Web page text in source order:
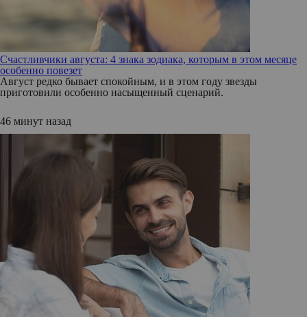
Счастливчики августа: 4 знака зодиака, которым в этом месяце
особенно повезет
Август редко бывает спокойным, и в этом году звезды
приготовили особенно насыщенный сценарий.
46 минут назад